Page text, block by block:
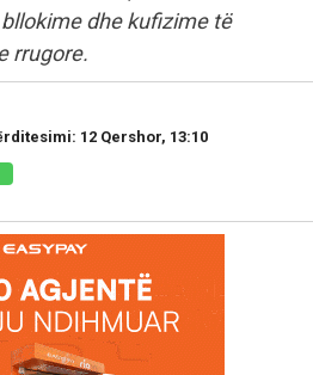
dhe kufizime të
rrugore.
12 Qershor, 13:10